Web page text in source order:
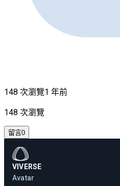
148 次瀏覽1 年前
148 次瀏覽
留言0
VIVERSE
Avatar